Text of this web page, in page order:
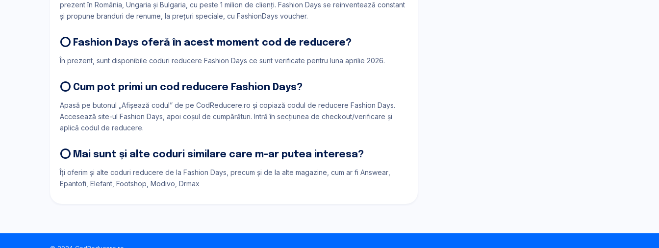
prezent în România, Ungaria și Bulgaria, cu peste 1 milion de clienți. Fashion Days se reinventează constant
și propune branduri de renume, la prețuri speciale, cu FashionDays voucher.
⭕ Fashion Days oferă în acest moment cod de reducere?
În prezent, sunt disponibile coduri reducere Fashion Days ce sunt verificate pentru luna aprilie 2026.
⭕ Cum pot primi un cod reducere Fashion Days?
Apasă pe butonul „Afișează codul” de pe CodReducere.ro și copiază codul de reducere Fashion Days.
Accesează site-ul Fashion Days, apoi coșul de cumpărături. Intră în secțiunea de checkout/verificare și
aplică codul de reducere.
⭕ Mai sunt și alte coduri similare care m-ar putea interesa?
Îți oferim și alte coduri reducere de la Fashion Days, precum și de la alte magazine, cum ar fi Answear
Epantofi Elefant Footshop Modivo Drmax